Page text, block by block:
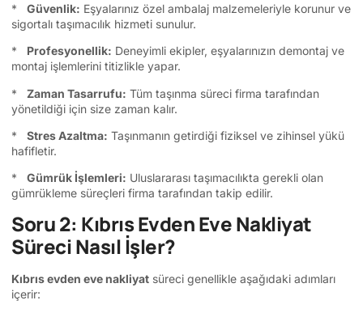
* Güvenlik: Eşyalarınız özel ambalaj malzemeleriyle korunur ve
sigortalı taşımacılık hizmeti sunulur.
* Profesyonellik: Deneyimli ekipler, eşyalarınızın demontaj ve
montaj işlemlerini titizlikle yapar.
* Zaman Tasarrufu: Tüm taşınma süreci firma tarafından
yönetildiği için size zaman kalır.
* Stres Azaltma: Taşınmanın getirdiği fiziksel ve zihinsel yükü
hafifletir.
* Gümrük İşlemleri: Uluslararası taşımacılıkta gerekli olan
gümrükleme süreçleri firma tarafından takip edilir.
Soru 2: Kıbrıs Evden Eve Nakliyat
Süreci Nasıl İşler?
Kıbrıs evden eve nakliyat süreci genellikle aşağıdaki adımları
içerir: